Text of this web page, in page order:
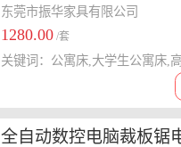
东莞市振华家具有限公司
1280.00 /套
全自动数控电脑裁板锯